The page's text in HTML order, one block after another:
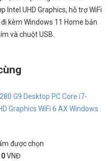
Intel UHD Graphics, hỗ trợ WiFi
kèm Windows 11 Home bản
và chuột USB.
G9 Desktop PC Core i7-
Graphics WiFi 6 AX Windows
được chọn
0VNĐ